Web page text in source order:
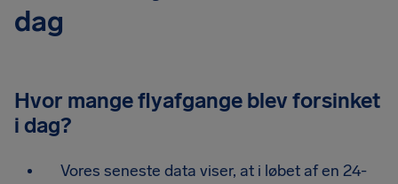
dag
Hvor mange flyafgange blev forsinket
i dag?
Vores seneste data viser, at i løbet af en 24-